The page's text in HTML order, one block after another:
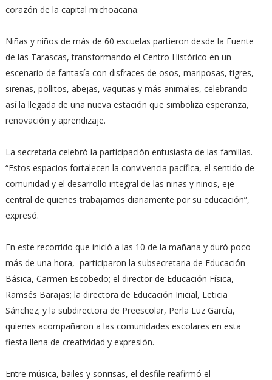
corazón de la capital michoacana.
Niñas y niños de más de 60 escuelas partieron desde la Fuente
de las Tarascas, transformando el Centro Histórico en un
escenario de fantasía con disfraces de osos, mariposas, tigres,
sirenas, pollitos, abejas, vaquitas y más animales, celebrando
así la llegada de una nueva estación que simboliza esperanza,
renovación y aprendizaje.
La secretaria celebró la participación entusiasta de las familias.
“Estos espacios fortalecen la convivencia pacífica, el sentido de
comunidad y el desarrollo integral de las niñas y niños, eje
central de quienes trabajamos diariamente por su educación”,
expresó.
En este recorrido que inició a las 10 de la mañana y duró poco
más de una hora, participaron la subsecretaria de Educación
Básica, Carmen Escobedo; el director de Educación Física,
Ramsés Barajas; la directora de Educación Inicial, Leticia
Sánchez; y la subdirectora de Preescolar, Perla Luz García,
quienes acompañaron a las comunidades escolares en esta
fiesta llena de creatividad y expresión.
Entre música, bailes y sonrisas, el desfile reafirmó el